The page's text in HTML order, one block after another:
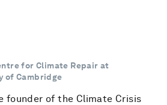
for Climate Repair at
of Cambridge
founder of the Climate Crisis